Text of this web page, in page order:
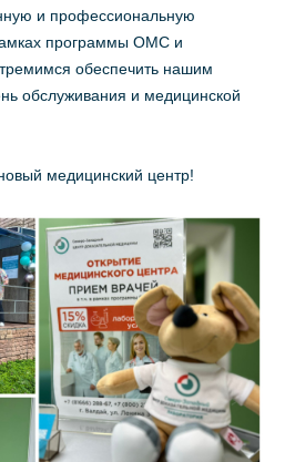
и профессиональную
программы ОМС и
обеспечить нашим
обслуживания и медицинской
медицинский центр!